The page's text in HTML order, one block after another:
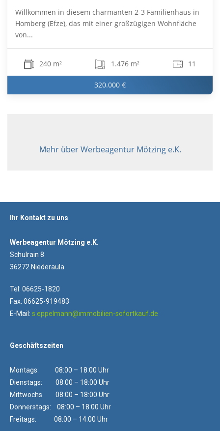
Willkommen in diesem charmanten 2-3 Familienhaus in
Homberg (Efze), das mit einer großzügigen Wohnfläche
von...
240 m² 1.476 m² 11
320.000 €
Mehr über Werbeagentur Mötzing e.K.
Ihr Kontakt zu uns
Werbeagentur Mötzing e.K.
Schulrain 8
36272 Niederaula
Tel: 06625-1820
Fax: 06625-919483
E-Mail: s.eppelmann@immobilien-sofortkauf.de
Geschäftszeiten
Montags: 08:00 – 18:00 Uhr
Dienstags: 08:00 – 18:00 Uhr
Mittwochs 08:00 – 18:00 Uhr
Donnerstags: 08:00 – 18:00 Uhr
Freitags: 08:00 – 14:00 Uhr